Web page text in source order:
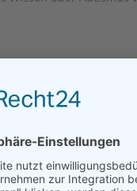
die Bewältigung
sind hilfreich? Wie
und welche